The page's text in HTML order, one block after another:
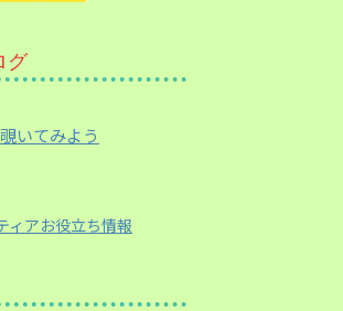
グ
いてみよう
ィアお役立ち情報